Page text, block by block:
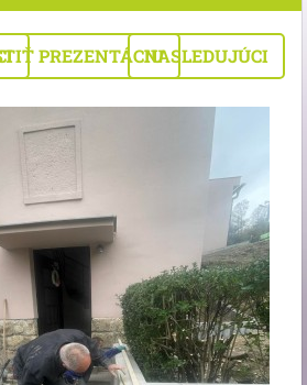
PREZENTÁCIUNASLEDUJÚCI